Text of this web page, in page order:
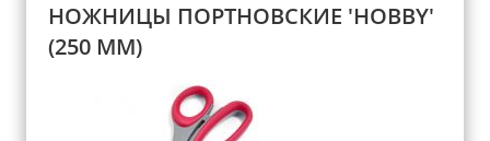
НОЖНИЦЫ ПОРТНОВСКИЕ 'HOBBY'
(250 ММ)